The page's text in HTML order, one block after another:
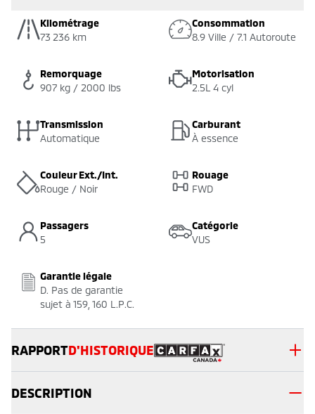
Kilométrage
73 236 km
Consommation
8.9 Ville / 7.1 Autoroute
Remorquage
907 kg / 2000 lbs
Motorisation
2.5L 4 cyl
Transmission
Automatique
Carburant
À essence
Couleur Ext./Int.
Rouge / Noir
Rouage
FWD
Passagers
5
Catégorie
VUS
Garantie légale
D. Pas de garantie
sujet à 159, 160 L.P.C.
RAPPORTD'HISTORIQUE
DESCRIPTION